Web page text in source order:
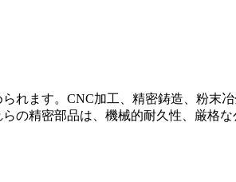
れます。CNC加工、精密鋳造、粉末
の精密部品は、機械的耐久性、厳格